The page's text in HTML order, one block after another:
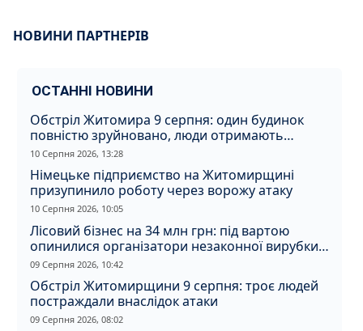
НОВИНИ ПАРТНЕРІВ
ОСТАННІ НОВИНИ
Обстріл Житомира 9 серпня: один будинок
повністю зруйновано, люди отримають
компенсацію
10 Серпня 2026, 13:28
Німецьке підприємство на Житомирщині
призупинило роботу через ворожу атаку
10 Серпня 2026, 10:05
Лісовий бізнес на 34 млн грн: під вартою
опинилися організатори незаконної вирубки
на Житомирщині
09 Серпня 2026, 10:42
Обстріл Житомирщини 9 серпня: троє людей
постраждали внаслідок атаки
09 Серпня 2026, 08:02